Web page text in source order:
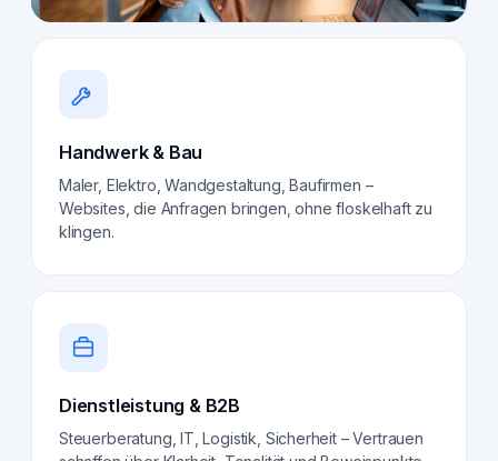
Handwerk & Bau
Maler, Elektro, Wandgestaltung, Baufirmen –
Websites, die Anfragen bringen, ohne floskelhaft zu
klingen.
Dienstleistung & B2B
Steuerberatung, IT, Logistik, Sicherheit – Vertrauen